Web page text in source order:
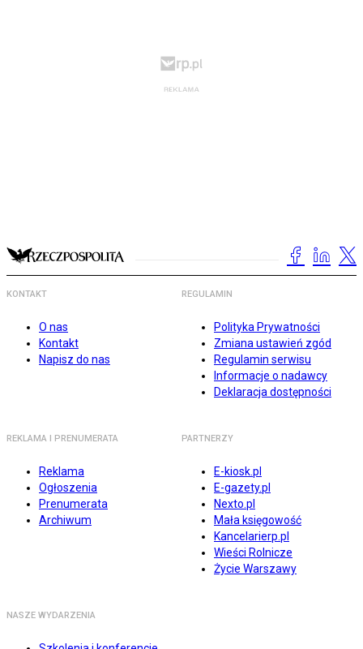
KONTAKT
O nas
Kontakt
Napisz do nas
REGULAMIN
Polityka Prywatności
Zmiana ustawień zgód
Regulamin serwisu
Informacje o nadawcy
Deklaracja dostępności
REKLAMA I PRENUMERATA
Reklama
Ogłoszenia
Prenumerata
Archiwum
PARTNERZY
E-kiosk.pl
E-gazety.pl
Nexto.pl
Mała księgowość
Kancelarierp.pl
Wieści Rolnicze
Życie Warszawy
NASZE WYDARZENIA